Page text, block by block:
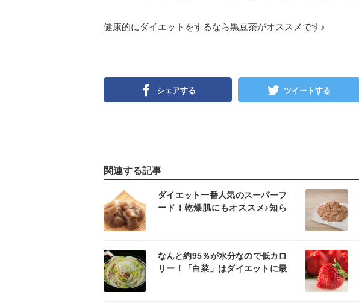
健康的にダイエットをするなら黒豆茶がオススメです♪
シェアする ツイートする
関連する記事
ダイエット一番人気のスーパーフ
ード！乾燥肌にもオススメ♪知ら
なんと約95％が水分なので低カロ
リー！「白菜」はダイエットに最